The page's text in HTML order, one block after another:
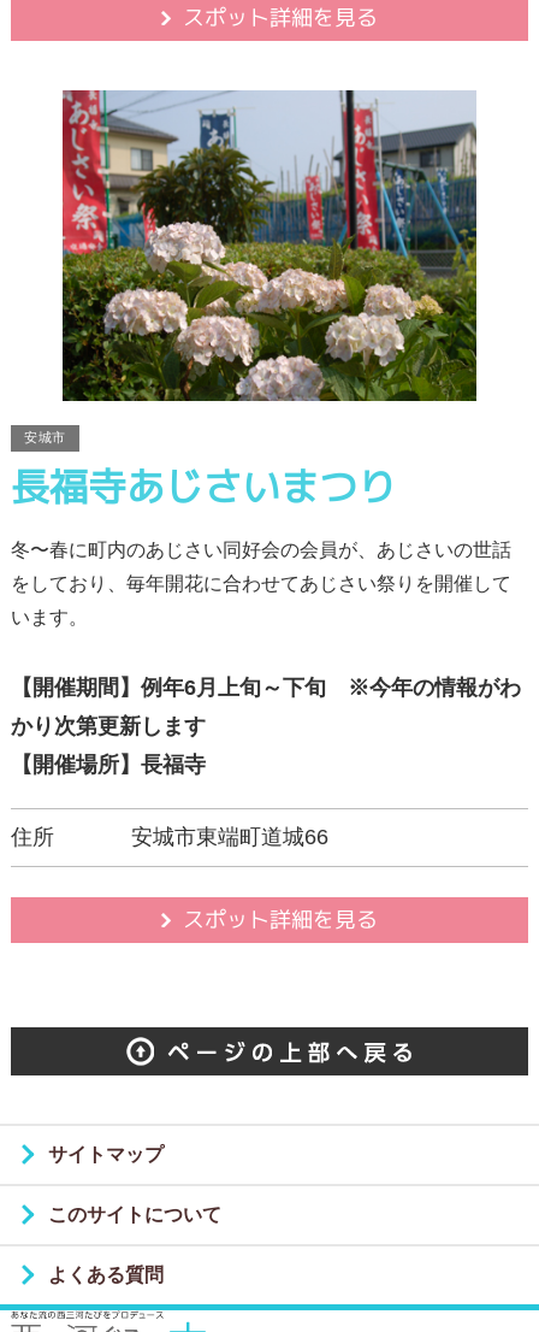
スポット詳細を見る
安城市
長福寺あじさいまつり
冬〜春に町内のあじさい同好会の会員が、あじさいの世話
をしており、毎年開花に合わせてあじさい祭りを開催して
います。
【開催期間】例年6月上旬～下旬 ※今年の情報がわ
かり次第更新します
【開催場所】長福寺
住所 安城市東端町道城66
スポット詳細を見る
サイトマップ
このサイトについて
よくある質問